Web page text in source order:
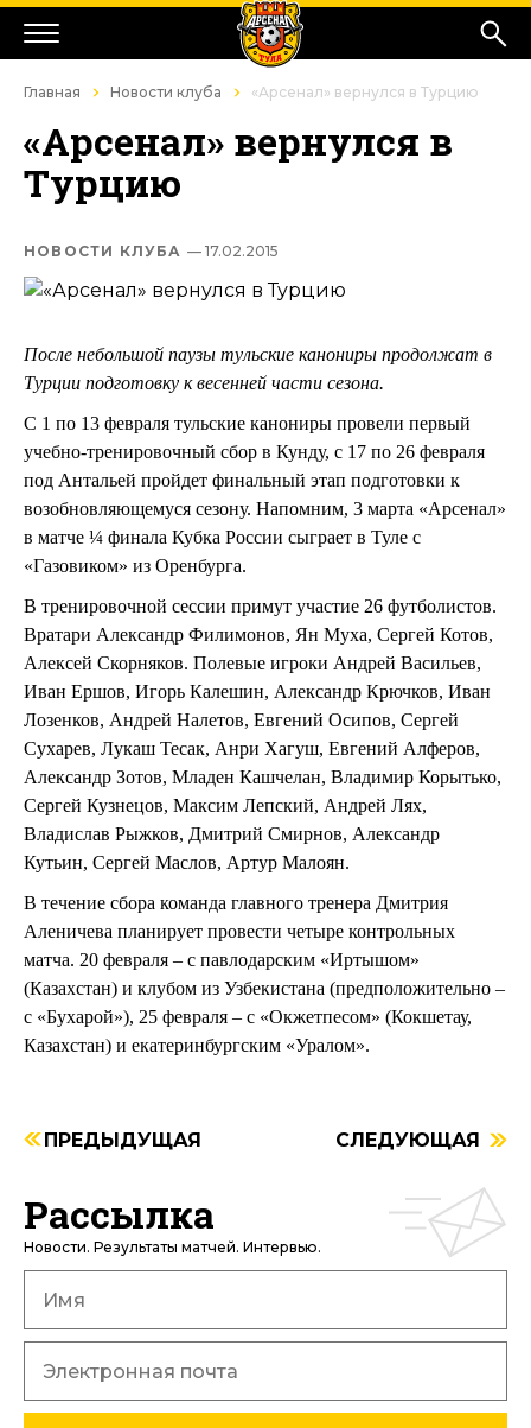
Главная Новости клуба «Арсенал» вернулся в Турцию
«Арсенал» вернулся в
Турцию
НОВОСТИ КЛУБА — 17.02.2015
После небольшой паузы тульские канониры продолжат в
Турции подготовку к весенней части сезона.
С 1 по 13 февраля тульские канониры провели первый
учебно-тренировочный сбор в Кунду, с 17 по 26 февраля
под Антальей пройдет финальный этап подготовки к
возобновляющемуся сезону. Напомним, 3 марта «Арсенал»
в матче ¼ финала Кубка России сыграет в Туле с
«Газовиком» из Оренбурга.
В тренировочной сессии примут участие 26 футболистов.
Вратари Александр Филимонов, Ян Муха, Сергей Котов,
Алексей Скорняков. Полевые игроки Андрей Васильев,
Иван Ершов, Игорь Калешин, Александр Крючков, Иван
Лозенков, Андрей Налетов, Евгений Осипов, Сергей
Сухарев, Лукаш Тесак, Анри Хагуш, Евгений Алферов,
Александр Зотов, Младен Кашчелан, Владимир Корытько,
Сергей Кузнецов, Максим Лепский, Андрей Лях,
Владислав Рыжков, Дмитрий Смирнов, Александр
Кутьин, Сергей Маслов, Артур Малоян.
В течение сбора команда главного тренера Дмитрия
Аленичева планирует провести четыре контрольных
матча. 20 февраля – с павлодарским «Иртышом»
(Казахстан) и клубом из Узбекистана (предположительно –
с «Бухарой»), 25 февраля – с «Окжетпесом» (Кокшетау,
Казахстан) и екатеринбургским «Уралом».
ПРЕДЫДУЩАЯ СЛЕДУЮЩАЯ
Рассылка
Новости. Результаты матчей. Интервью.